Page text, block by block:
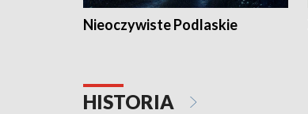
Nieoczywiste Podlaskie
HISTORIA